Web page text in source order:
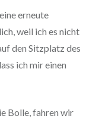
erneute
weil ich es nicht
den Sitzplatz des
ich mir einen
Bolle, fahren wir